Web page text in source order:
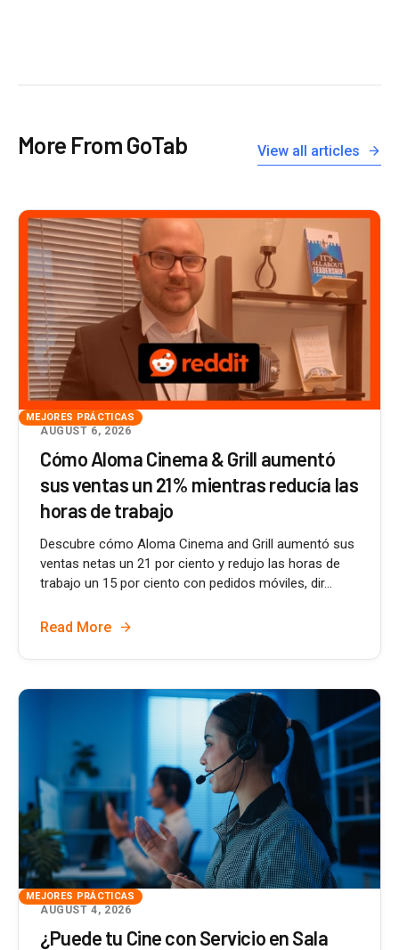
More From GoTab View all articles
MEJORES PRÁCTICAS
AUGUST 6, 2026
Cómo Aloma Cinema & Grill aumentó
sus ventas un 21% mientras reducía las
horas de trabajo
Descubre cómo Aloma Cinema and Grill aumentó sus
ventas netas un 21 por ciento y redujo las horas de
trabajo un 15 por ciento con pedidos móviles, dir...
Read More
MEJORES PRÁCTICAS
AUGUST 4, 2026
¿Puede tu Cine con Servicio en Sala